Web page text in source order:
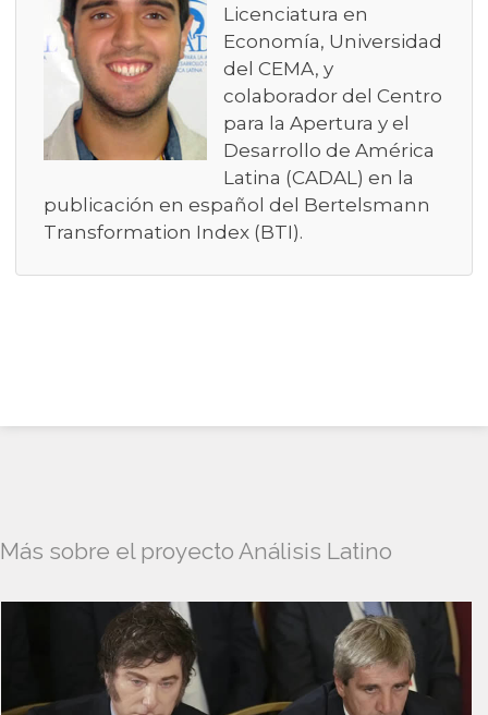
Licenciatura en
Economía, Universidad
del CEMA, y
colaborador del Centro
para la Apertura y el
Desarrollo de América
Latina (CADAL) en la
publicación en español del Bertelsmann
Transformation Index (BTI).
Más sobre el proyecto Análisis Latino